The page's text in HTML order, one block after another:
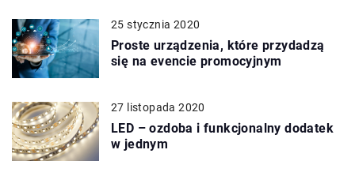
25 stycznia 2020
Proste urządzenia, które przydadzą
się na evencie promocyjnym
27 listopada 2020
LED – ozdoba i funkcjonalny dodatek
w jednym